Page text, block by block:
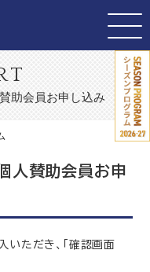
助会員お申し込み
人賛助会員お申
ただき、「確認画面